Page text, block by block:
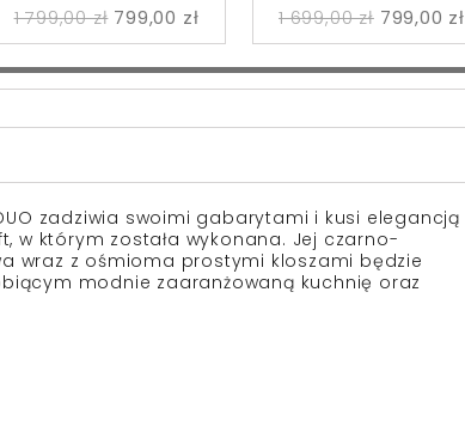
1 799,00 zł 799,00 zł 1 699,00 zł 799,00 zł
zadziwia swoimi gabarytami i kusi elegancją
w którym została wykonana. Jej czarno-
wraz z ośmioma prostymi kloszami będzie
modnie zaaranżowaną kuchnię oraz